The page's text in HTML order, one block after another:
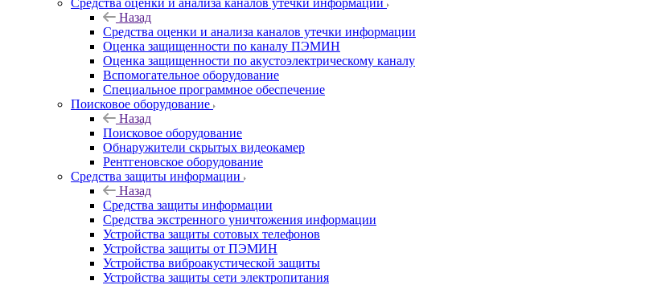
Средства оценки и анализа каналов утечки информации
Назад
Средства оценки и анализа каналов утечки информации
Оценка защищенности по каналу ПЭМИН
Оценка защищенности по акустоэлектрическому каналу
Вспомогательное оборудование
Специальное программное обеспечение
Поисковое оборудование
Назад
Поисковое оборудование
Обнаружители скрытых видеокамер
Рентгеновское оборудование
Средства защиты информации
Назад
Средства защиты информации
Средства экстренного уничтожения информации
Устройства защиты сотовых телефонов
Устройства защиты от ПЭМИН
Устройства виброакустической защиты
Устройства защиты сети электропитания